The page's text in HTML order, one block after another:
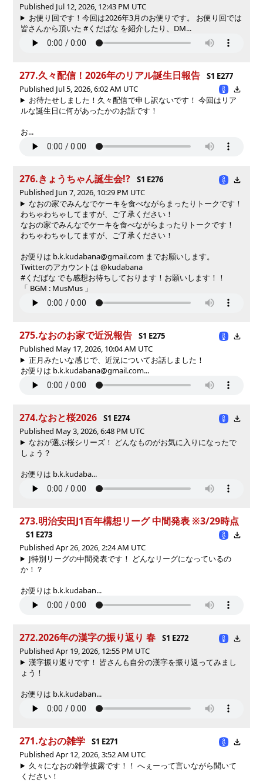
Published Jul 12, 2026, 12:43 PM UTC
お便り回です！今回は2026年3月のお便りです。 お便り回では
皆さんから頂いた #くだばな を紹介したり、DM...
277.久々配信！2026年のリアル誕生日報告
S1 E277
Published Jul 5, 2026, 6:02 AM UTC
お待たせしました！久々配信で申し訳ないです！ 今回はリア
ルな誕生日に何があったかのお話です！
お...
276.きょうちゃん誕生会!?
S1 E276
Published Jun 7, 2026, 10:29 PM UTC
なおの家でみんなでケーキを食べながらまったりトークです！
わちゃわちゃしてますが、ご了承ください！
なおの家でみんなでケーキを食べながらまったりトークです！
わちゃわちゃしてますが、ご了承ください！
お便りは b.k.kudabana@gmail.com までお願いします。
Twitterのアカウントは @kudabana
#くだばな でも感想お待ちしております！お願いします！！
「 BGM : MusMus 」
275.なおのお家で近況報告
S1 E275
Published May 17, 2026, 10:04 AM UTC
正月みたいな感じで、近況についてお話しました！
お便りは b.k.kudabana@gmail.com...
274.なおと桜2026
S1 E274
Published May 3, 2026, 6:48 PM UTC
なおが選ぶ桜シリーズ！ どんなものがお気に入りになったで
しょう？
お便りは b.k.kudaba...
273.明治安田J1百年構想リーグ 中間発表 ※3/29時点
S1 E273
Published Apr 26, 2026, 2:24 AM UTC
J特別リーグの中間発表です！ どんなリーグになっているの
か！？
お便りは b.k.kudaban...
272.2026年の漢字の振り返り 春
S1 E272
Published Apr 19, 2026, 12:55 PM UTC
漢字振り返りです！ 皆さんも自分の漢字を振り返ってみまし
ょう！
お便りは b.k.kudaban...
271.なおの雑学
S1 E271
Published Apr 12, 2026, 3:52 AM UTC
久々になおの雑学披露です！！ へぇーって言いながら聞いて
ください！